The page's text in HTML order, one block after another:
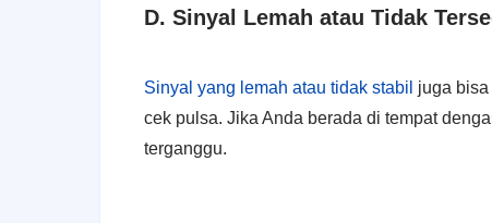
D. Sinyal Lemah atau Tidak
Sinyal yang lemah atau tidak stabil juga
cek pulsa. Jika Anda berada di tempat
terganggu.